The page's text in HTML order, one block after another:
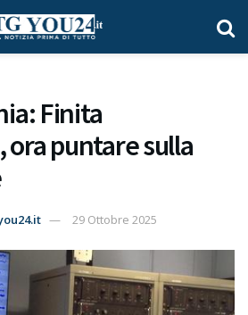
Finita
ora puntare sulla
29 Ottobre 2025